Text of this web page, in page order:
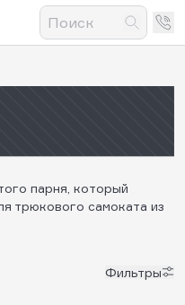
парня, который
трюкового самоката из
Фильтры